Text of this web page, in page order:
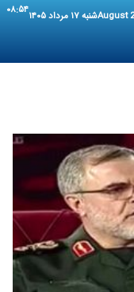
شنبه ۱۷ مرداد ۱۴۰۵ ۰۸:۵۴